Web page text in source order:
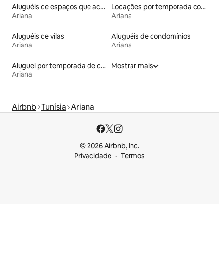
Aluguéis de espaços que aceitam animais de estimação
Ariana
Locações por temporada com piscina
Ariana
Aluguéis de vilas
Ariana
Aluguéis de condomínios
Ariana
Aluguel por temporada de casas de hóspedes
Ariana
Mostrar mais
Airbnb Tunísia Ariana
© 2026 Airbnb, Inc.
Privacidade
Termos